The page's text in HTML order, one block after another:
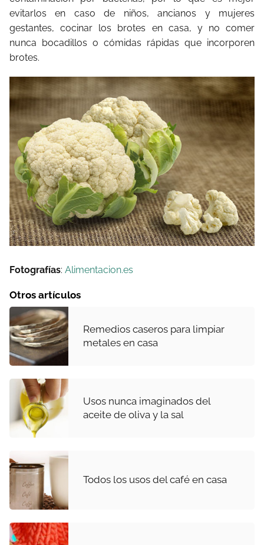
evitarlos en caso de niños, ancianos y mujeres
gestantes, cocinar los brotes en casa, y no comer
nunca bocadillos o cómidas rápidas que incorporen
brotes.
Fotografías: Alimentacion.es
Otros artículos
Remedios caseros para limpiar
metales en casa
Usos nunca imaginados del
aceite de oliva y la sal
Todos los usos del café en casa